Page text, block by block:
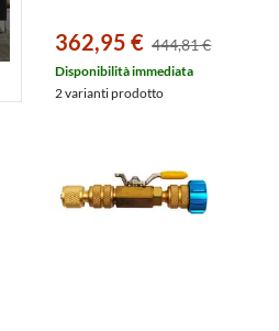
362,95 € 444,81 €
Disponibilità immediata
2 varianti prodotto